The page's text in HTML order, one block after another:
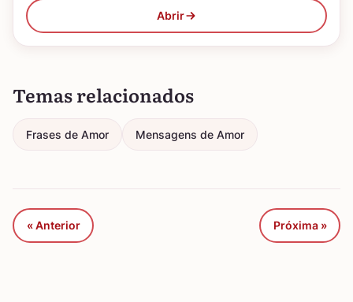
Abrir
Temas relacionados
Frases de Amor Mensagens de Amor
« Anterior Próxima »